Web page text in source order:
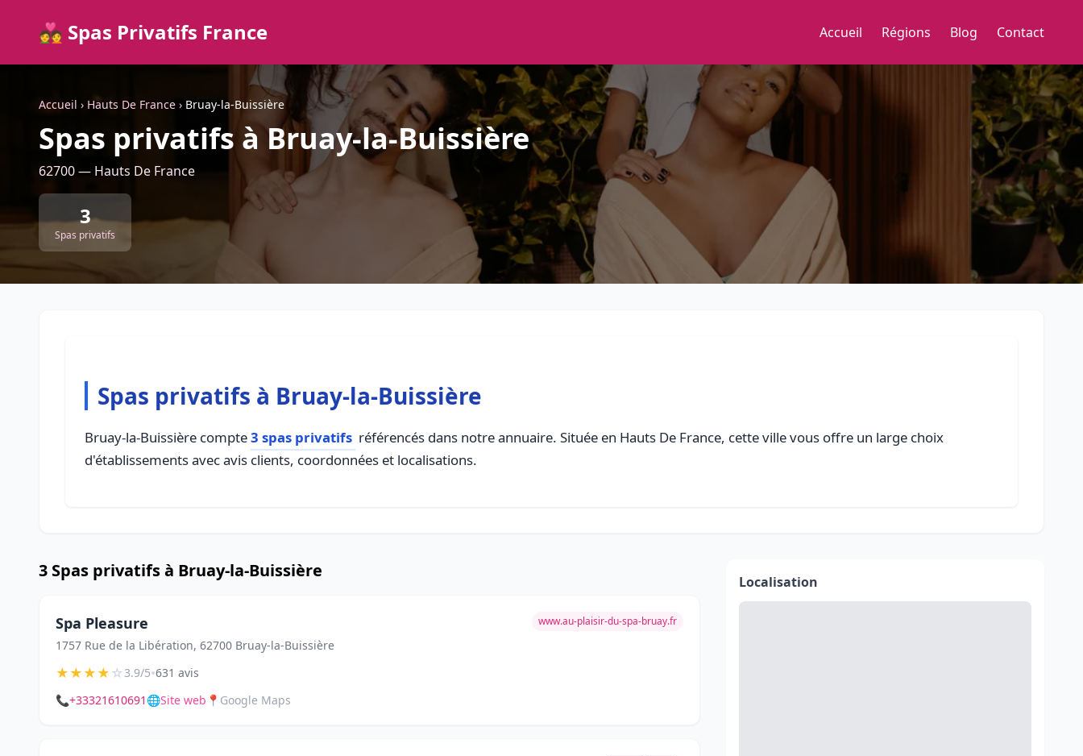
💑 Spas Privatifs France Accueil Régions Blog Contact
Accueil › Hauts De France › Bruay-la-Buissière
Spas privatifs à Bruay-la-Buissière
62700 — Hauts De France
3
Spas privatifs
Spas privatifs à Bruay-la-Buissière
Bruay-la-Buissière compte3 spas privatifs référencés dans notre annuaire. Située en Hauts De France, cette ville vous offre un large choix
d'établissements avec avis clients, coordonnées et localisations.
3 Spas privatifs à Bruay-la-Buissière
Spa Pleasure
1757 Rue de la Libération, 62700 Bruay-la-Buissière
www.au-plaisir-du-spa-bruay.fr
★★★★☆3.9/5•631 avis
📞+33321610691 🌐Site web 📍 Google Maps
Localisation